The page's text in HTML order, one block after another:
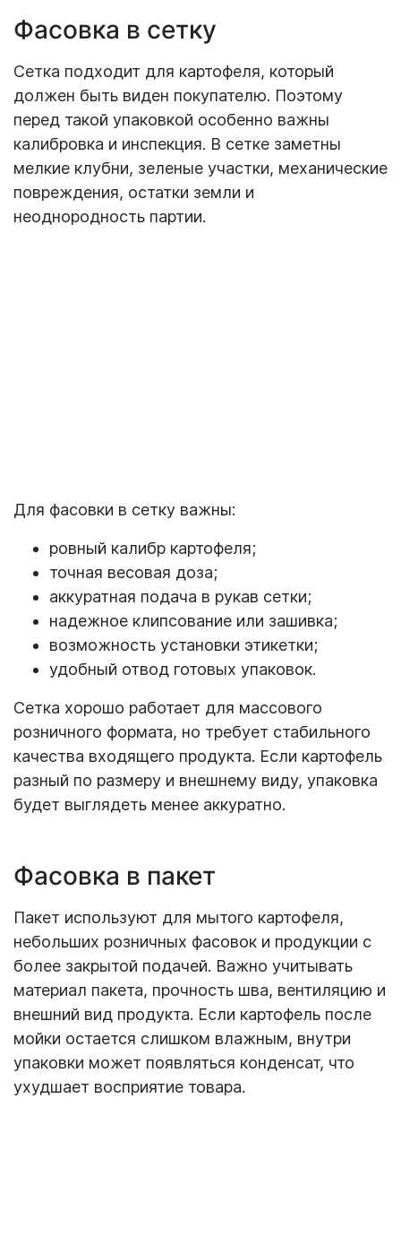
Фасовка в сетку
Сетка подходит для картофеля, который
должен быть виден покупателю. Поэтому
перед такой упаковкой особенно важны
калибровка и инспекция. В сетке заметны
мелкие клубни, зеленые участки, механические
повреждения, остатки земли и
неоднородность партии.
Для фасовки в сетку важны:
ровный калибр картофеля;
точная весовая доза;
аккуратная подача в рукав сетки;
надежное клипсование или зашивка;
возможность установки этикетки;
удобный отвод готовых упаковок.
Сетка хорошо работает для массового
розничного формата, но требует стабильного
качества входящего продукта. Если картофель
разный по размеру и внешнему виду, упаковка
будет выглядеть менее аккуратно.
Фасовка в пакет
Пакет используют для мытого картофеля,
небольших розничных фасовок и продукции с
более закрытой подачей. Важно учитывать
материал пакета, прочность шва, вентиляцию и
внешний вид продукта. Если картофель после
мойки остается слишком влажным, внутри
упаковки может появляться конденсат, что
ухудшает восприятие товара.